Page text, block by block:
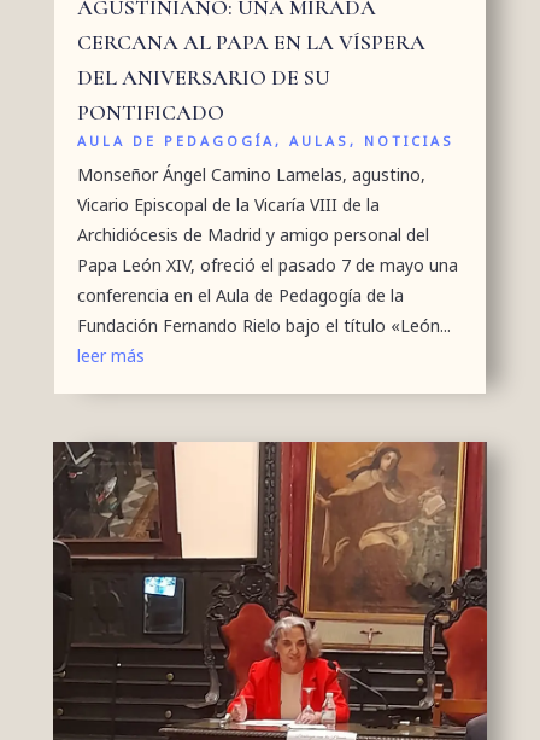
AGUSTINIANO: UNA MIRADA
CERCANA AL PAPA EN LA VÍSPERA
DEL ANIVERSARIO DE SU
PONTIFICADO
AULA DE PEDAGOGÍA, AULAS, NOTICIAS
Monseñor Ángel Camino Lamelas, agustino,
Vicario Episcopal de la Vicaría VIII de la
Archidiócesis de Madrid y amigo personal del
Papa León XIV, ofreció el pasado 7 de mayo una
conferencia en el Aula de Pedagogía de la
Fundación Fernando Rielo bajo el título «León...
leer más